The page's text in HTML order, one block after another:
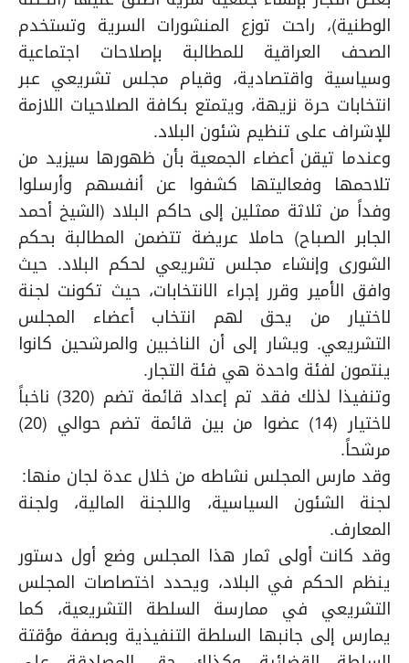
الوطنية)، راحت توزع المنشورات السرية وتستخدم
الصحف العراقية للمطالبة بإصلاحات اجتماعية
وسياسية واقتصادية، وقيام مجلس تشريعي عبر
انتخابات حرة نزيهة، ويتمتع بكافة الصلاحيات اللازمة
للإشراف على تنظيم شئون البلاد.
وعندما تيقن أعضاء الجمعية بأن ظهورها سيزيد من
تلاحمها وفعاليتها كشفوا عن أنفسهم وأرسلوا
وفداً من ثلاثة ممثلين إلى حاكم البلاد (الشيخ أحمد
الجابر الصباح) حاملا عريضة تتضمن المطالبة بحكم
الشورى وإنشاء مجلس تشريعي لحكم البلاد. حيث
وافق الأمير وقرر إجراء الانتخابات، حيث تكونت لجنة
لاختيار من يحق لهم انتخاب أعضاء المجلس
التشريعي. ويشار إلى أن الناخبين والمرشحين كانوا
ينتمون لفئة واحدة هي فئة التجار.
وتنفيذا لذلك فقد تم إعداد قائمة تضم (320) ناخباً
لاختيار (14) عضوا من بين قائمة تضم حوالي (20)
مرشحاً.
وقد مارس المجلس نشاطه من خلال عدة لجان منها:
لجنة الشئون السياسية، واللجنة المالية، ولجنة
المعارف.
وقد كانت أولى ثمار هذا المجلس وضع أول دستور
ينظم الحكم في البلاد، ويحدد اختصاصات المجلس
التشريعي في ممارسة السلطة التشريعية، كما
يمارس إلى جانبها السلطة التنفيذية وبصفة مؤقتة